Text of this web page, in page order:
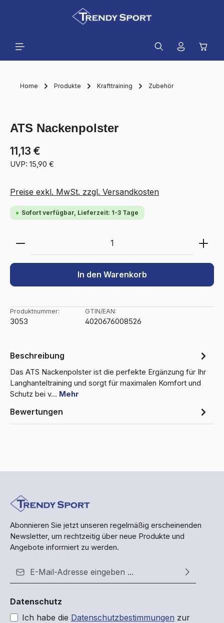
Home Produkte Krafttraining Zubehör
ATS Nackenpolster
11,13 €
UVP: 15,90 €
Preise exkl. MwSt. zzgl. Versandkosten
Sofort verfügbar, Lieferzeit: 1-3 Tage
Produkt Anzahl: Gib den gewünschten Wert ein
In den Warenkorb
Produktnummer:
3053
GTIN/EAN:
4020676008526
Beschreibung
Das ATS Nackenpolster ist die perfekte Ergänzung für Ihr
Langhanteltraining und sorgt für maximalen Komfort und
Schutz bei v… Mehr
Bewertungen
Abonnieren Sie jetzt unseren regelmäßig erscheinenden
Newsletter, um rechtzeitig über neue Produkte und
Angebote informiert zu werden.
Datenschutz
Ich habe die Datenschutzbestimmungen zur